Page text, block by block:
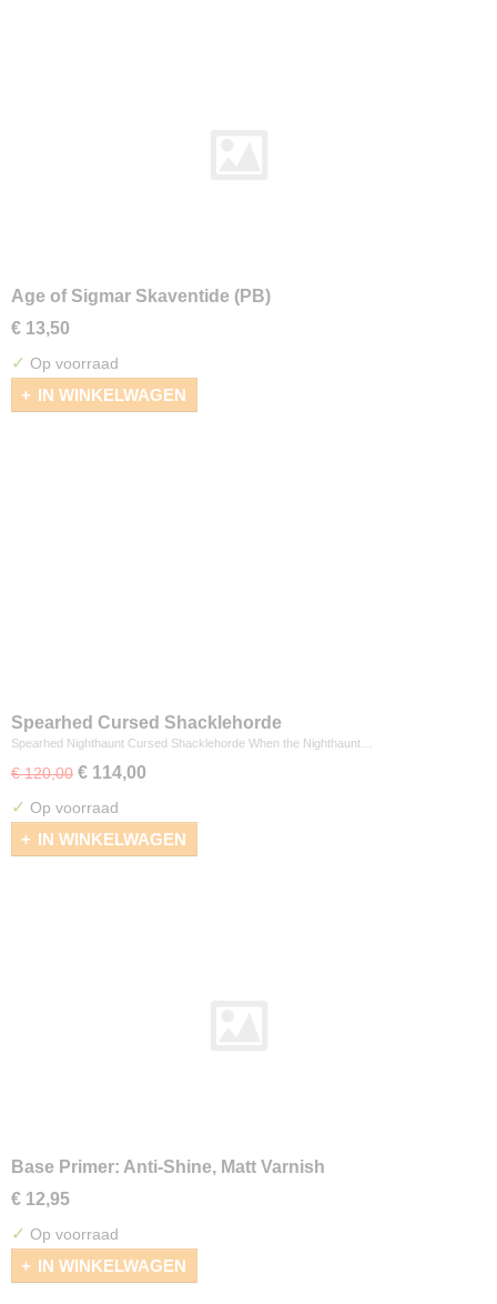
Age of Sigmar Skaventide (PB)
€ 13,50
✓ Op voorraad
IN WINKELWAGEN
Spearhed Cursed Shacklehorde
Spearhed Nighthaunt Cursed Shacklehorde When the Nighthaunt…
€ 120,00 € 114,00
✓ Op voorraad
IN WINKELWAGEN
Base Primer: Anti-Shine, Matt Varnish
€ 12,95
✓ Op voorraad
IN WINKELWAGEN